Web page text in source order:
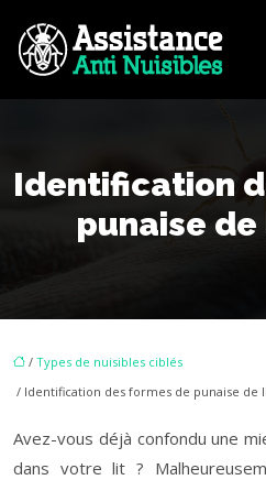
Identification
punaise
/ Types de nuisibles ciblés
/ Identification des formes de punaise de
Avez-vous déjà confondu une
dans votre lit ?